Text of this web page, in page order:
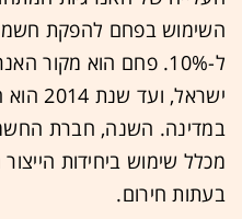
השימוש בפחם להפקת
ל-10%. פחם הוא מקור
ישראל,
במדינה. השנה, חברת
מכלל שימוש ביחידות
בעתות חירום.